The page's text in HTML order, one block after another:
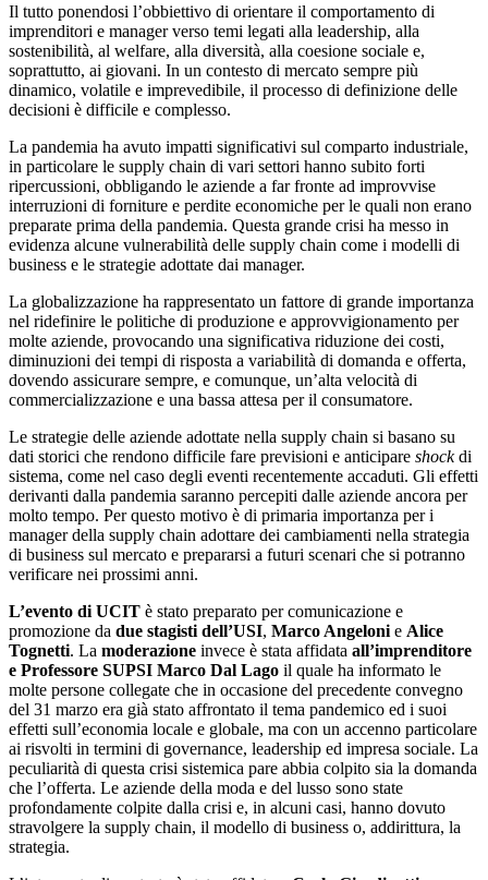
Il tutto ponendosi l’obbiettivo di orientare il comportamento di
imprenditori e manager verso temi legati alla leadership, alla
sostenibilità, al welfare, alla diversità, alla coesione sociale e,
soprattutto, ai giovani. In un contesto di mercato sempre più
dinamico, volatile e imprevedibile, il processo di definizione delle
decisioni è difficile e complesso.
La pandemia ha avuto impatti significativi sul comparto industriale,
in particolare le supply chain di vari settori hanno subito forti
ripercussioni, obbligando le aziende a far fronte ad improvvise
interruzioni di forniture e perdite economiche per le quali non erano
preparate prima della pandemia. Questa grande crisi ha messo in
evidenza alcune vulnerabilità delle supply chain come i modelli di
business e le strategie adottate dai manager.
La globalizzazione ha rappresentato un fattore di grande importanza
nel ridefinire le politiche di produzione e approvvigionamento per
molte aziende, provocando una significativa riduzione dei costi,
diminuzioni dei tempi di risposta a variabilità di domanda e offerta,
dovendo assicurare sempre, e comunque, un’alta velocità di
commercializzazione e una bassa attesa per il consumatore.
Le strategie delle aziende adottate nella supply chain si basano su
dati storici che rendono difficile fare previsioni e anticipare shockdi
sistema, come nel caso degli eventi recentemente accaduti. Gli effetti
derivanti dalla pandemia saranno percepiti dalle aziende ancora per
molto tempo. Per questo motivo è di primaria importanza per i
manager della supply chain adottare dei cambiamenti nella strategia
di business sul mercato e prepararsi a futuri scenari che si potranno
verificare nei prossimi anni.
L’evento di UCIT è stato preparato per comunicazione e
promozione da due stagisti dell’USI, Marco Angeloni e Alice
Tognetti. La moderazione invece è stata affidata all’imprenditore
e Professore SUPSI Marco Dal Lago il quale ha informato le
molte persone collegate che in occasione del precedente convegno
del 31 marzo era già stato affrontato il tema pandemico ed i suoi
effetti sull’economia locale e globale, ma con un accenno particolare
ai risvolti in termini di governance, leadership ed impresa sociale. La
peculiarità di questa crisi sistemica pare abbia colpito sia la domanda
che l’offerta. Le aziende della moda e del lusso sono state
profondamente colpite dalla crisi e, in alcuni casi, hanno dovuto
stravolgere la supply chain, il modello di business o, addirittura, la
strategia.